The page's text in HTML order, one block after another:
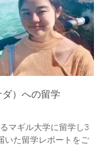
ダ）への留学
マギル大学に留学し3
いた留学レポートをご